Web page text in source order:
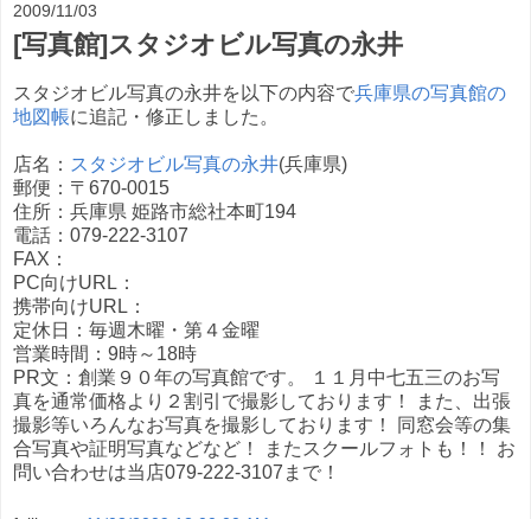
2009/11/03
[写真館]スタジオビル写真の永井
スタジオビル写真の永井を以下の内容で兵庫県の写真館の
地図帳に追記・修正しました。
店名： スタジオビル写真の永井(兵庫県)
郵便：〒670-0015
住所：兵庫県 姫路市総社本町194
電話：079-222-3107
FAX：
PC向けURL：
携帯向けURL：
定休日：毎週木曜・第４金曜
営業時間：9時～18時
PR文：創業９０年の写真館です。 １１月中七五三のお写
真を通常価格より２割引で撮影しております！ また、出張
撮影等いろんなお写真を撮影しております！ 同窓会等の集
合写真や証明写真などなど！ またスクールフォトも！！ お
問い合わせは当店079-222-3107まで！